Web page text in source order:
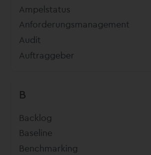
Ampelstatus
Anforderungsmanagement
Audit
Auftraggeber
B
Backlog
Baseline
Benchmarking